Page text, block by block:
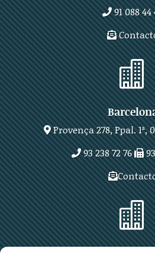
91 088 44

Provença 278, Ppal. 1ª,
93 238 72 76
